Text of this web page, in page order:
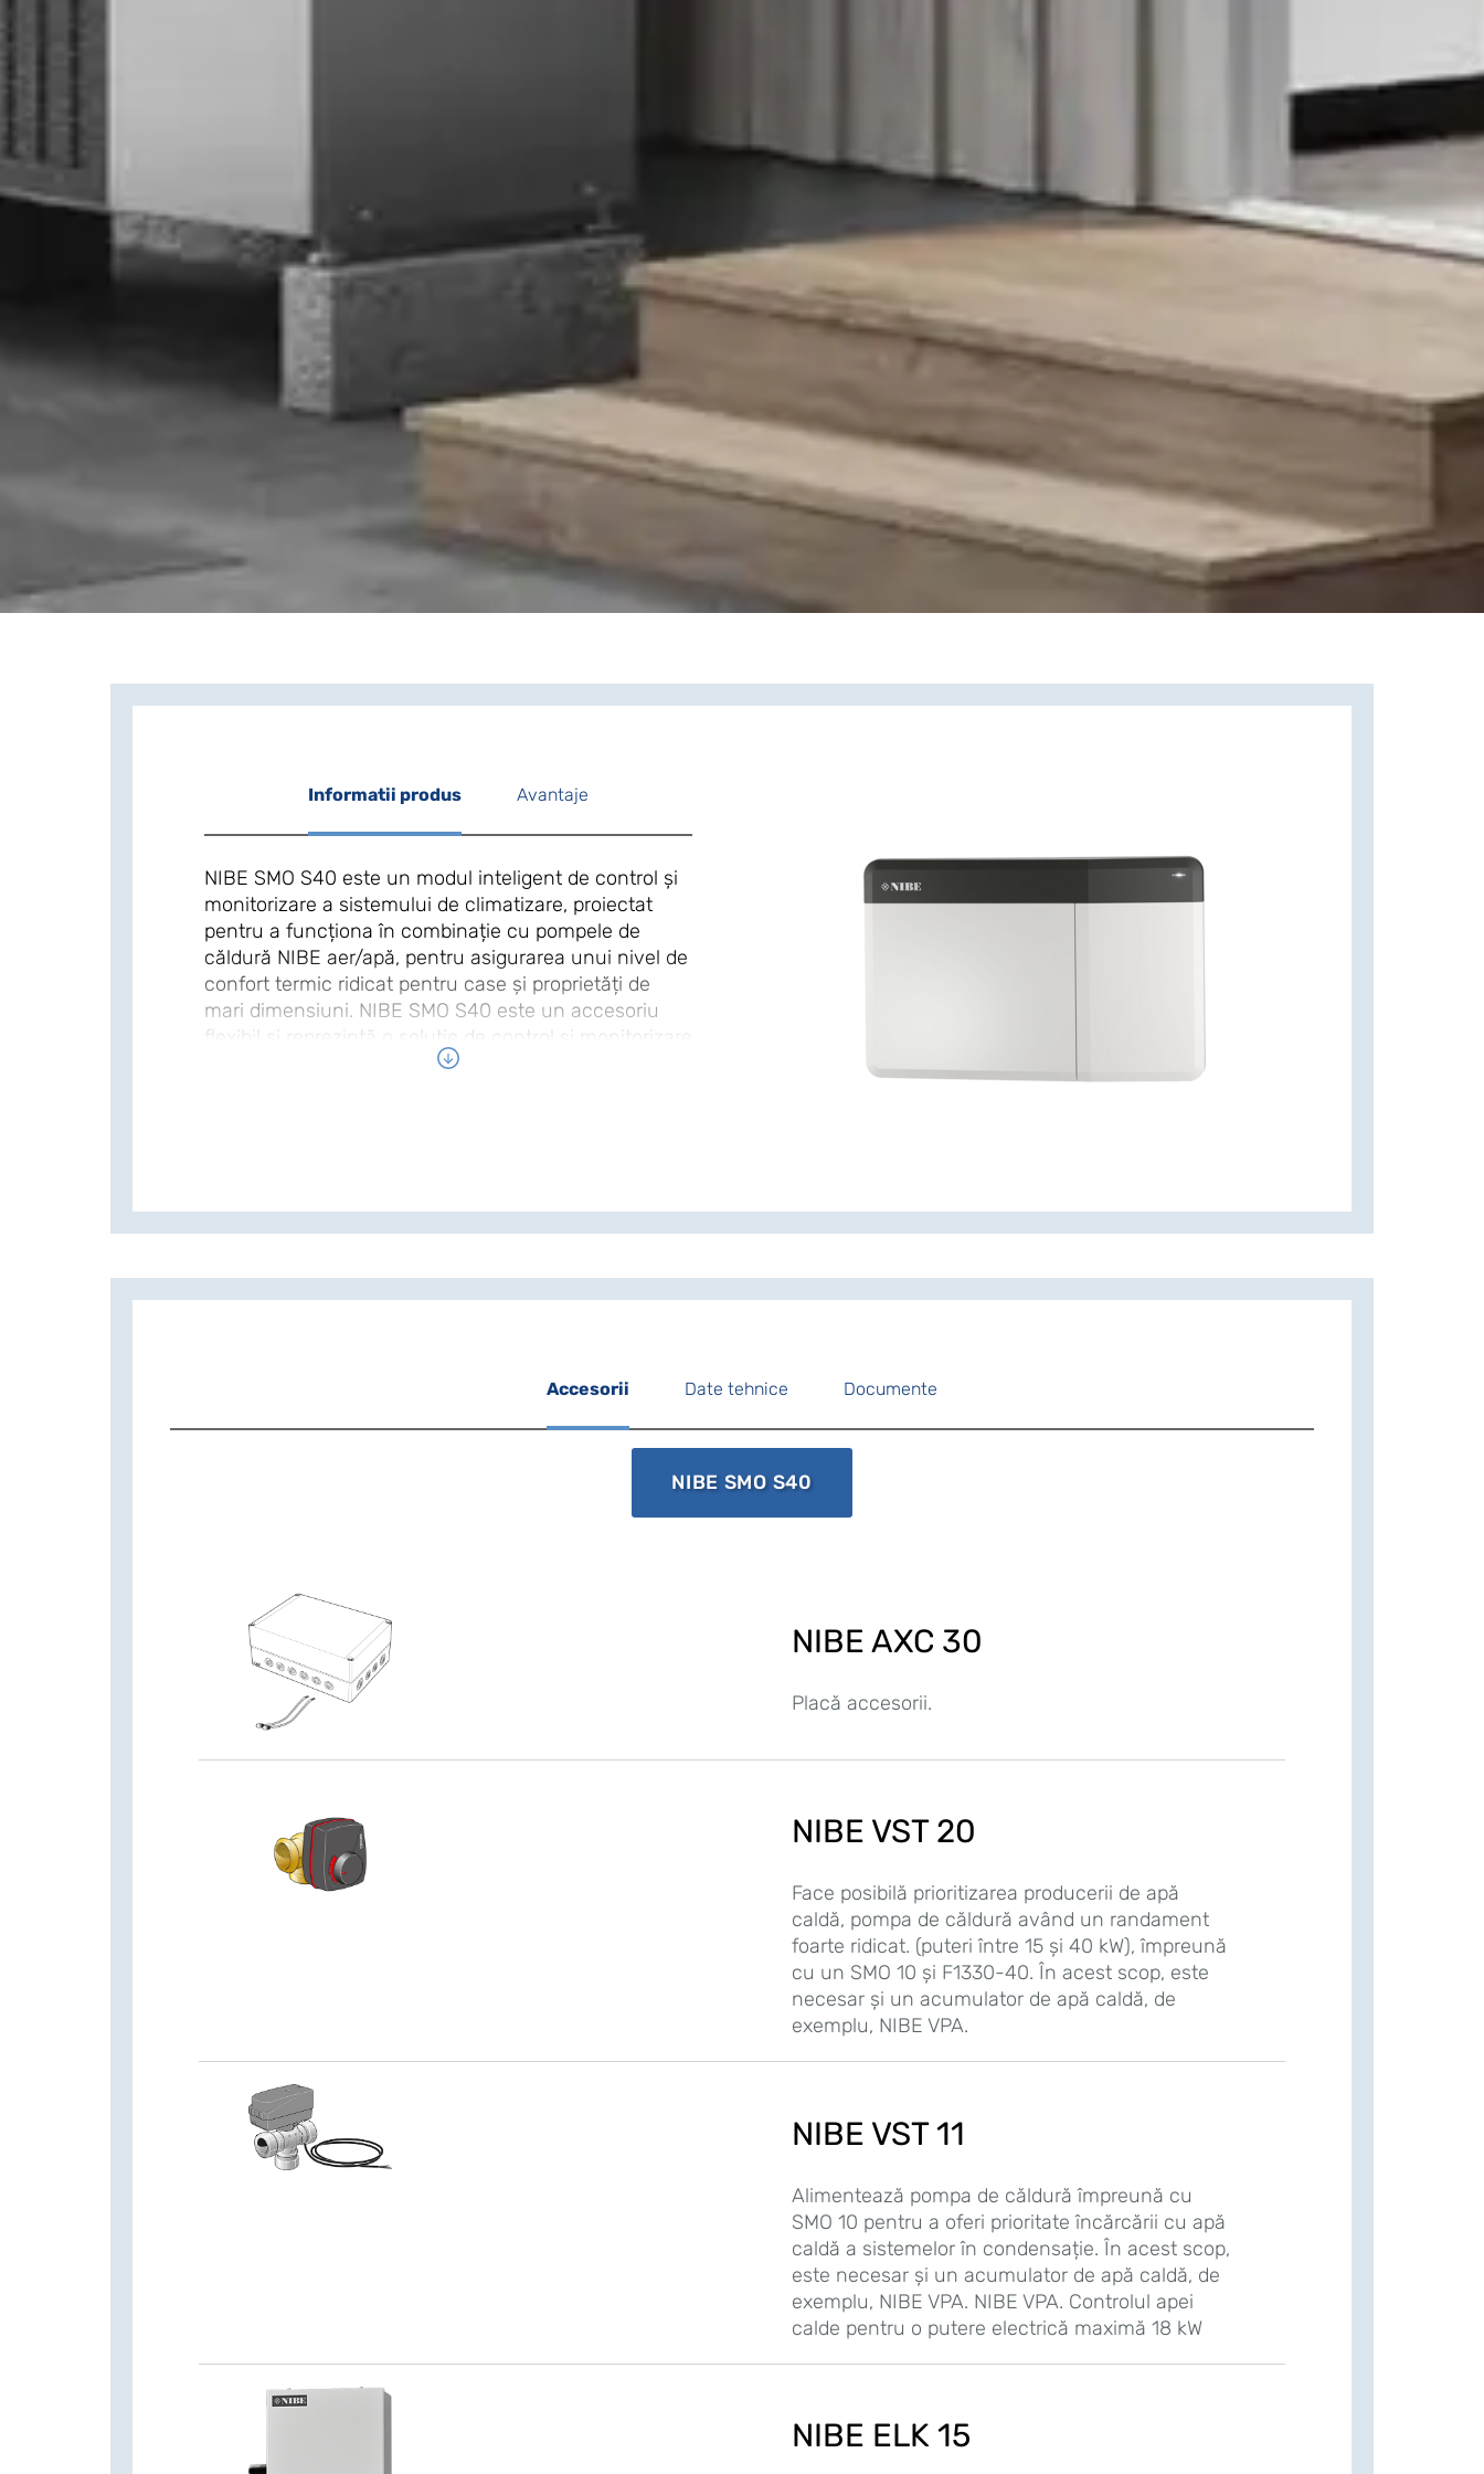
Informatii produs Avantaje
NIBE SMO S40 este un modul inteligent de control și
monitorizare a sistemului de climatizare, proiectat
pentru a funcționa în combinație cu pompele de
căldură NIBE aer/apă, pentru asigurarea unui nivel de
confort termic ridicat pentru case și proprietăți de
mari dimensiuni. NIBE SMO S40 este un accesoriu
flexibil și reprezintă o soluție de control și monitorizare
a unui sistem de climatizare. Modulul poate controla
Accesorii Date tehnice Documente
NIBE SMO S40
NIBE AXC 30
Placă accesorii.
NIBE VST 20
Face posibilă prioritizarea producerii de apă
caldă, pompa de căldură având un randament
foarte ridicat. (puteri între 15 și 40 kW), împreună
cu un SMO 10 și F1330-40. În acest scop, este
necesar și un acumulator de apă caldă, de
exemplu, NIBE VPA.
NIBE VST 11
Alimentează pompa de căldură împreună cu
SMO 10 pentru a oferi prioritate încărcării cu apă
caldă a sistemelor în condensație. În acest scop,
este necesar și un acumulator de apă caldă, de
exemplu, NIBE VPA. NIBE VPA. Controlul apei
calde pentru o putere electrică maximă 18 kW
NIBE ELK 15